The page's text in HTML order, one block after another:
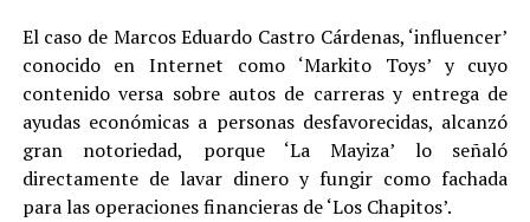
El caso de Marcos Eduardo Castro Cárdenas, ‘influencer’
conocido en Internet como ‘Markito Toys’ y cuyo
contenido versa sobre autos de carreras y entrega de
ayudas económicas a personas desfavorecidas, alcanzó
gran notoriedad, porque ‘La Mayiza’ lo señaló
directamente de lavar dinero y fungir como fachada
para las operaciones financieras de ‘Los Chapitos’.